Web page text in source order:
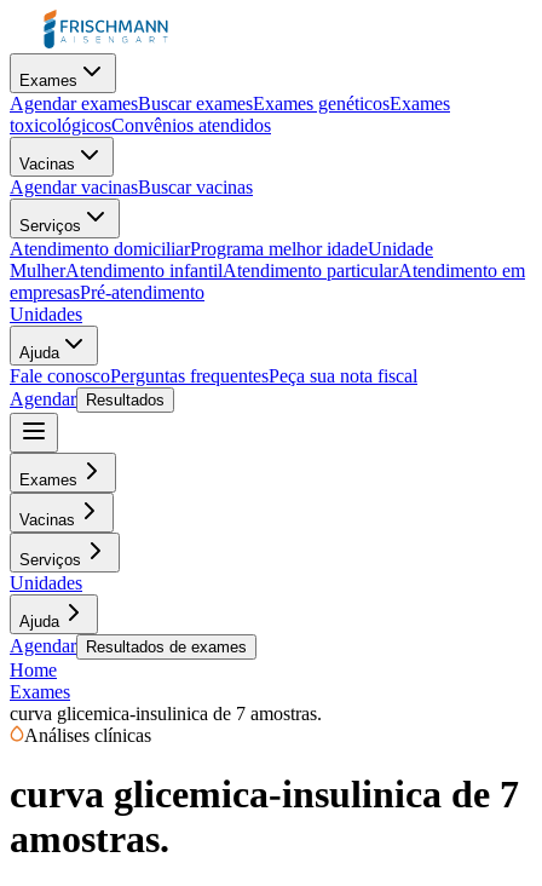
Exames
Agendar examesBuscar examesExames genéticosExames
toxicológicosConvênios atendidos
Vacinas
Agendar vacinasBuscar vacinas
Serviços
Atendimento domiciliarPrograma melhor idadeUnidade
MulherAtendimento infantilAtendimento particularAtendimento em
empresasPré-atendimento
Unidades
Ajuda
Fale conoscoPerguntas frequentesPeça sua nota fiscal
Agendar
Resultados
Exames
Vacinas
Serviços
Unidades
Ajuda
Agendar Resultados de exames
Home
Exames
curva glicemica-insulinica de 7 amostras.
Análises clínicas
curva glicemica-insulinica de 7
amostras.